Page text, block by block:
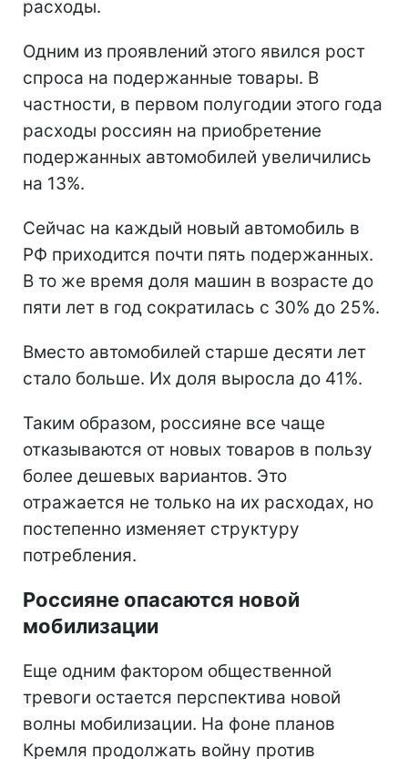
расходы.
Одним из проявлений этого явился рост
спроса на подержанные товары. В
частности, в первом полугодии этого года
расходы россиян на приобретение
подержанных автомобилей увеличились
на 13%.
Сейчас на каждый новый автомобиль в
РФ приходится почти пять подержанных.
В то же время доля машин в возрасте до
пяти лет в год сократилась с 30% до 25%.
Вместо автомобилей старше десяти лет
стало больше. Их доля выросла до 41%.
Таким образом, россияне все чаще
отказываются от новых товаров в пользу
более дешевых вариантов. Это
отражается не только на их расходах, но
постепенно изменяет структуру
потребления.
Россияне опасаются новой
мобилизации
Еще одним фактором общественной
тревоги остается перспектива новой
волны мобилизации. На фоне планов
Кремля продолжать войну против